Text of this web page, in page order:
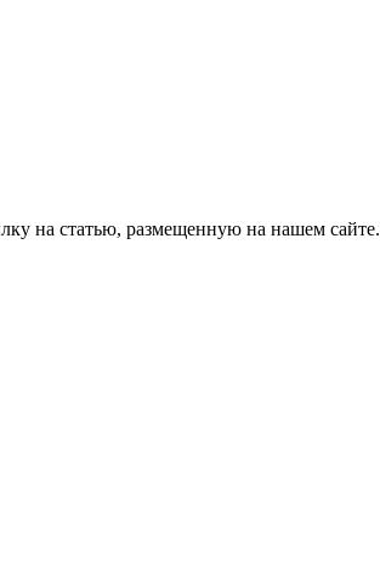
на статью, размещенную на нашем сайте.